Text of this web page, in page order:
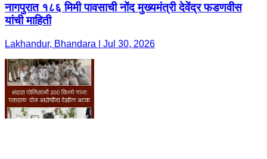
नागपुरात १८६ मिमी पावसाची नोंद मुख्यमंत्री देवेंद्र फडणवीस
यांची माहिती
Lakhandur, Bhandara | Jul 30, 2026